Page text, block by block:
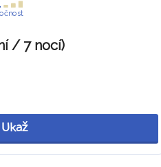
/ 7 nocí)
Ukaž